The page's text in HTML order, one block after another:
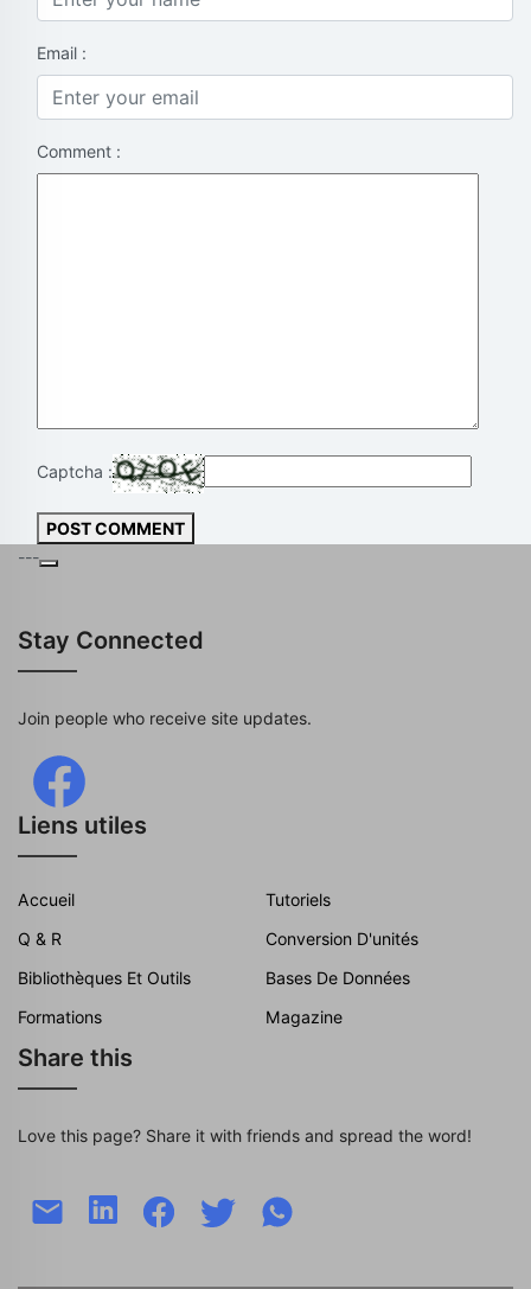
Email :
Comment :
Captcha :
POST COMMENT
---
Stay Connected
Join people who receive site updates.
Liens utiles
Accueil
Tutoriels
Q & R
Conversion D'unités
Bibliothèques Et Outils
Bases De Données
Formations
Magazine
Share this
Love this page? Share it with friends and spread the word!